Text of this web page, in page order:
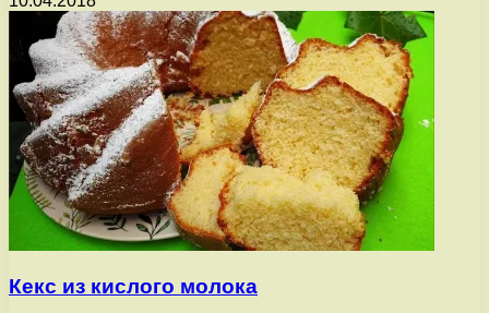
Кекс из кислого молока